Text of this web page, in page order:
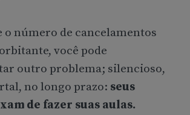
o número de cancelamentos
você pode
outro problema; silencioso,
no longo prazo: seus
de fazer suas aulas.